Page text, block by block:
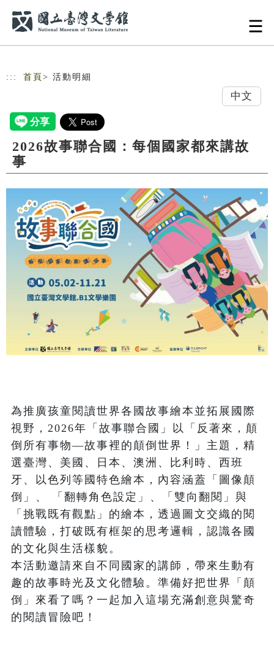
::: 首頁 > 活動明細
中文
2026故事聯合國：每個國家都來講故
事
為推廣孩童閱讀世界各國故事繪本並拓展國際
視野，2026年「故事聯合國」以「反著來，顛
倒所有事物—故事裡的顛倒世界！」主題，精
選臺灣、美國、日本、澳洲、比利時、西班
牙、以色列等國特色繪本，內容涵蓋「圖像顛
倒」、 「翻轉角色設定」、「雙向翻閱」與
「挑戰既有觀點」的繪本，透過圖文交織的閱
讀體驗，打破既有框架的思考邏輯，認識各國
的文化與生活樣貌。
本活動邀請來自不同國家的講師，帶來生動有
趣的故事時光及文化體驗。準備好把世界「顛
倒」來看了嗎？一起加入這場充滿創意與驚奇
的閱讀冒險吧！